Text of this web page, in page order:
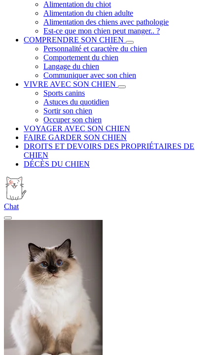
Alimentation du chiot
Alimentation du chien adulte
Alimentation des chiens avec pathologie
Est-ce que mon chien peut manger.. ?
COMPRENDRE SON CHIEN
Personnalité et caractère du chien
Comportement du chien
Langage du chien
Communiquer avec son chien
VIVRE AVEC SON CHIEN
Sports canins
Astuces du quotidien
Sortir son chien
Occuper son chien
VOYAGER AVEC SON CHIEN
FAIRE GARDER SON CHIEN
DROITS ET DEVOIRS DES PROPRIÉTAIRES DE
CHIEN
DÉCÈS DU CHIEN
Chat